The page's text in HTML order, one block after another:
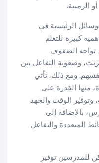
الزمنية.
الرئيسية في
كبيرة للتعلم
تواجه الصفوف
وصعوبة التفاعل بين
ومع ذلك، تأتي
منها القدرة على
الوقت والجهد
بالإضافة إلى
المتعددة والتفاعل
للمدرسين توفير